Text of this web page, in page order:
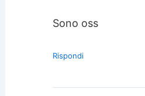
Sono oss
Rispondi